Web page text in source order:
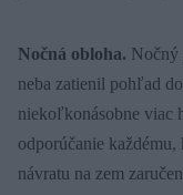
Nočná obloha. Nočný
neba zatienil pohľad
niekoľkonásobne viac
odporúčanie
návratu na zem